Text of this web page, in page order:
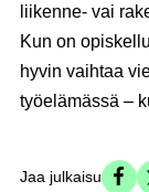
liikenne- vai
Kun on
hyvin vaihtaa
työelämässä –
Jaa julkaisu